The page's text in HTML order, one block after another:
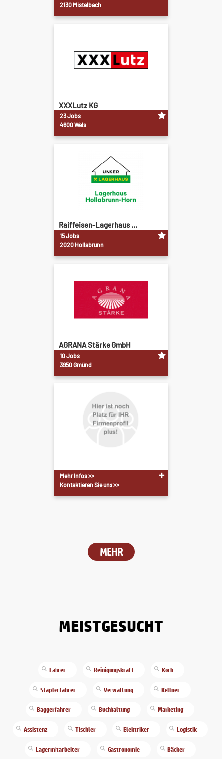
2130 Mistelbach
XXXLutz KG
23 Jobs
4600 Wels
Raiffeisen-Lagerhaus ...
15 Jobs
2020 Hollabrunn
AGRANA Stärke GmbH
10 Jobs
3950 Gmünd
Mehr Infos >>
Kontaktieren Sie uns >>
MEHR
MEISTGESUCHT
Fahrer Reinigungskraft Koch
Staplerfahrer Verwaltung Kellner
Baggerfahrer Buchhaltung Marketing
Assistenz Tischler Elektriker Logistik
Lagermitarbeiter Gastronomie Bäcker